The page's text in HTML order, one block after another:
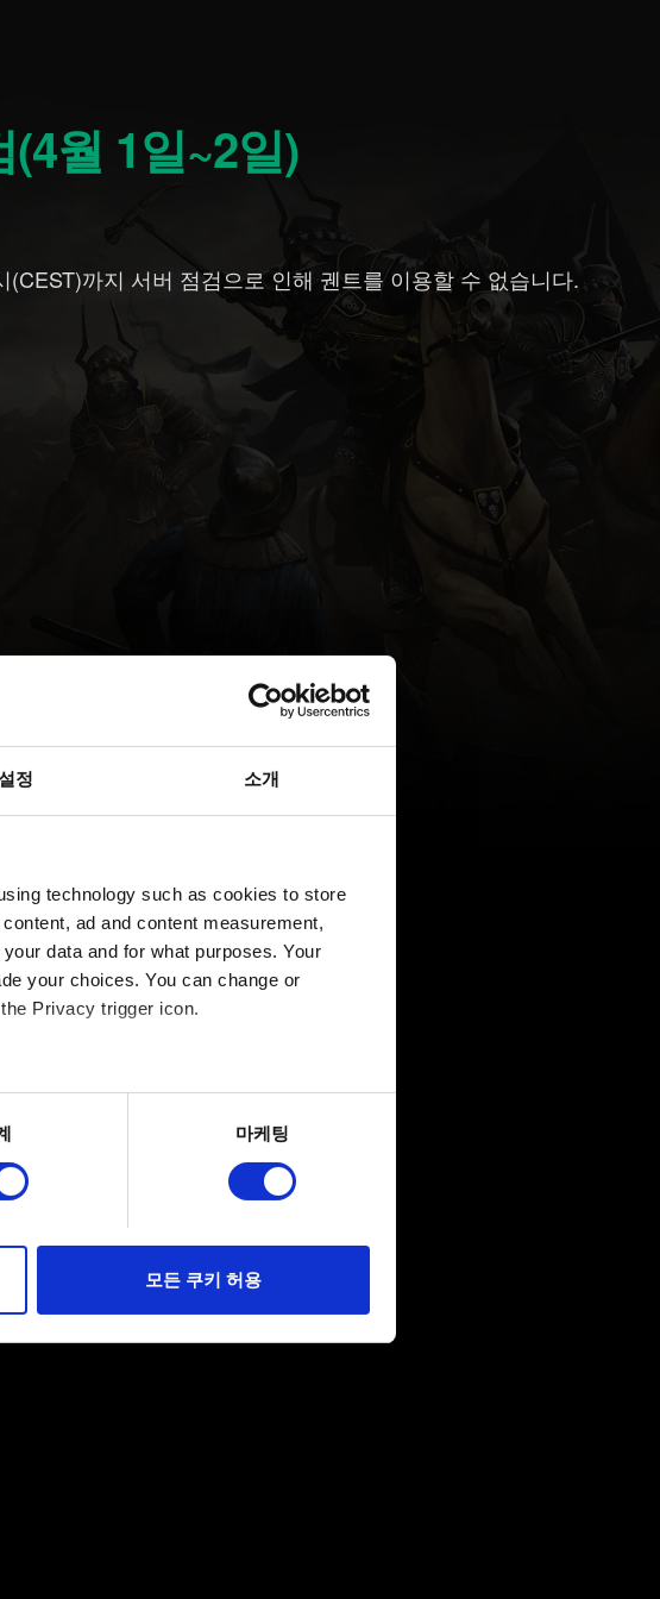
정 소개
technology such as cookies to store
ad and content measurement,
data and for what purposes. Your
your choices. You can change or
Privacy trigger icon.
to within several meters
in the
를 들어, 소셜 미디어를 통해 사용자와
할 수도 있습니다. 물론, 이처럼
마케팅
모든 쿠키 허용
(4월 1일~2일)
까지 서버 점검으로 인해 궨트를 이용할 수 없습니다.